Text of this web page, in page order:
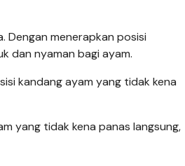
Dengan menerapkan posisi
dan nyaman bagi ayam.
kandang ayam yang tidak kena
yang tidak kena panas langsung,